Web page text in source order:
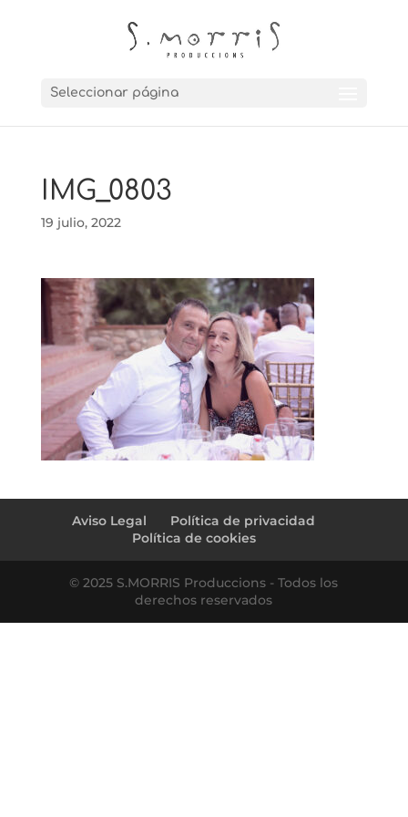
Seleccionar página
IMG_0803
19 julio, 2022
Aviso Legal
Política de privacidad
Política de cookies
© 2025 S.MORRIS Produccions - Todos los
derechos reservados